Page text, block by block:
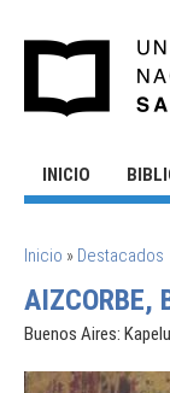
INICIO
SE ENCUENTRA
Inicio » Destacados
AIZCORBE,
Buenos Aires: